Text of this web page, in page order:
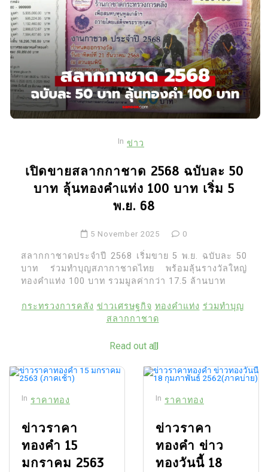
In ข่าว
เปิดขายสลากกาชาด 2568 ฉบับละ 50
บาท ลุ้นทองคำแท่ง 100 บาท เริ่ม 5
พ.ย. 68
5 November 2025 0
สลากกาชาดประจำปี 2568 เริ่มขาย 5 พ.ย. ฉบับละ 50
บาท ร่วมทำบุญสภากาชาดไทย พร้อมลุ้นรางวัลใหญ่
ทองคำแท่ง 100 บาท รวมมูลค่ากว่า 17.5 ล้านบาท
กระทรวงการคลัง ข่าวเศรษฐกิจ ทองคำแท่ง ร่วมทำบุญ
สลากกาชาด
Read out all
In ราคาทอง
ข่าวราคา
ทองคำ 15
มกราคม 2563
In ราคาทอง
ข่าวราคา
ทองคำ ข่าว
ทองวันนี้ 18